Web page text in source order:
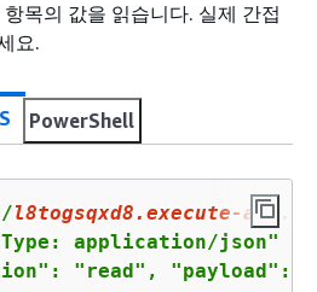
목의 값을 읽습니다. 실제 간접
요.
PowerShell
l8togsqxd8.execute-
Type: application/json" \
"read", "payload":